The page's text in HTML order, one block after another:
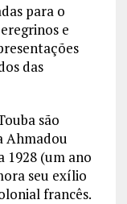
para o
e
das
são
Ahmadou
1928 (um ano
seu exílio
francês.